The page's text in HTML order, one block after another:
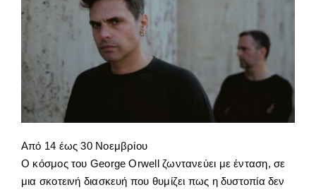
Από 14 έως 30 Νοεμβρίου
Ο κόσμος του George Orwell ζωντανεύει με ένταση, σε
μια σκοτεινή διασκευή που θυμίζει πως η δυστοπία δεν